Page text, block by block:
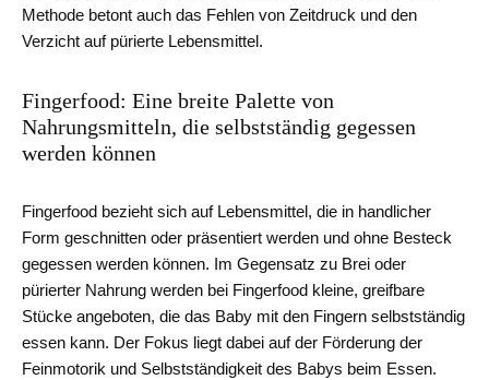
Methode betont auch das Fehlen von Zeitdruck und den
Verzicht auf pürierte Lebensmittel.
Fingerfood: Eine breite Palette von
Nahrungsmitteln, die selbstständig gegessen
werden können
Fingerfood bezieht sich auf Lebensmittel, die in handlicher
Form geschnitten oder präsentiert werden und ohne Besteck
gegessen werden können. Im Gegensatz zu Brei oder
pürierter Nahrung werden bei Fingerfood kleine, greifbare
Stücke angeboten, die das Baby mit den Fingern selbstständig
essen kann. Der Fokus liegt dabei auf der Förderung der
Feinmotorik und Selbstständigkeit des Babys beim Essen.